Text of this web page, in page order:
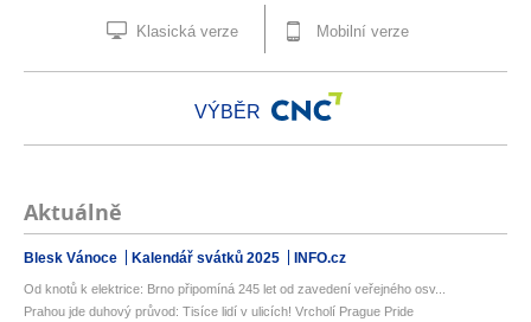
Klasická verze Mobilní verze
VÝBĚR
Aktuálně
Blesk Vánoce Kalendář svátků 2025 INFO.cz
Od knotů k elektrice: Brno připomíná 245 let od zavedení veřejného osv...
Prahou jde duhový průvod: Tisíce lidí v ulicích! Vrcholí Prague Pride